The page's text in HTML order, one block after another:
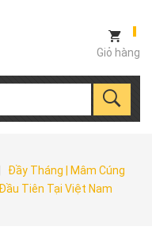
Giỏ hàng
Đầy Tháng | Mâm Cúng
Tiên Tại Việt Nam